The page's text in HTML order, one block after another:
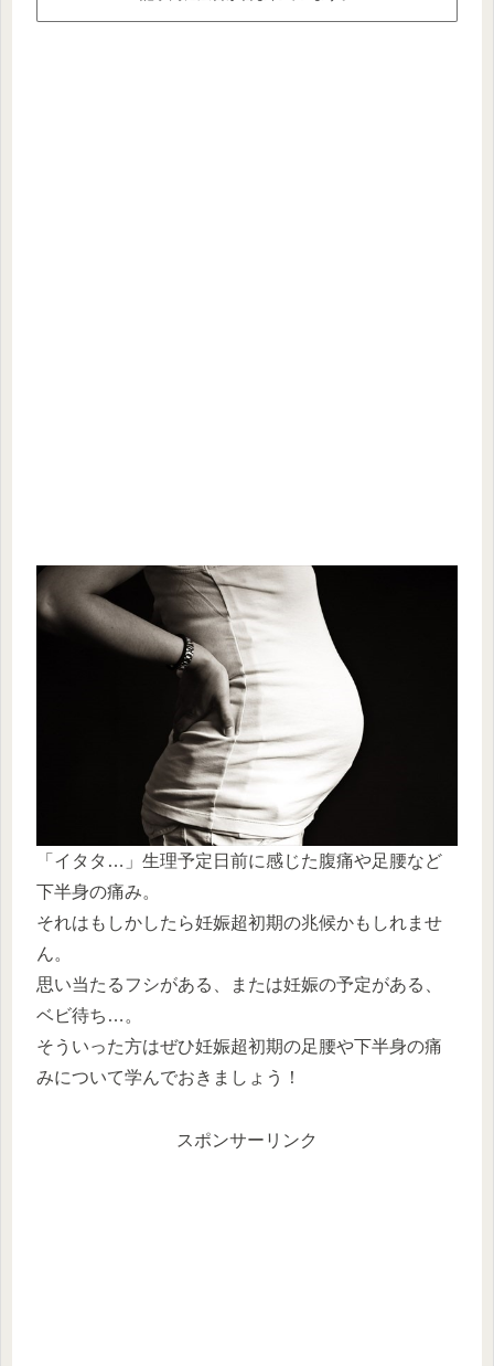
「イタタ…」生理予定日前に感じた腹痛や足腰など
下半身の痛み。
それはもしかしたら妊娠超初期の兆候かもしれませ
ん。
思い当たるフシがある、または妊娠の予定がある、
ベビ待ち…。
そういった方はぜひ妊娠超初期の足腰や下半身の痛
みについて学んでおきましょう！
スポンサーリンク